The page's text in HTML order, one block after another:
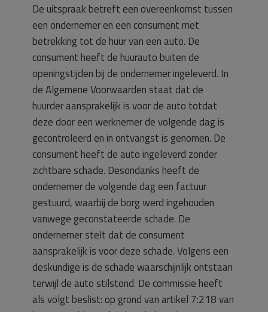
De uitspraak betreft een overeenkomst tussen
een ondernemer en een consument met
betrekking tot de huur van een auto. De
consument heeft de huurauto buiten de
openingstijden bij de ondernemer ingeleverd. In
de Algemene Voorwaarden staat dat de
huurder aansprakelijk is voor de auto totdat
deze door een werknemer de volgende dag is
gecontroleerd en in ontvangst is genomen. De
consument heeft de auto ingeleverd zonder
zichtbare schade. Desondanks heeft de
ondernemer de volgende dag een factuur
gestuurd, waarbij de borg werd ingehouden
vanwege geconstateerde schade. De
ondernemer stelt dat de consument
aansprakelijk is voor deze schade. Volgens een
deskundige is de schade waarschijnlijk ontstaan
terwijl de auto stilstond. De commissie heeft
als volgt beslist: op grond van artikel 7:218 van